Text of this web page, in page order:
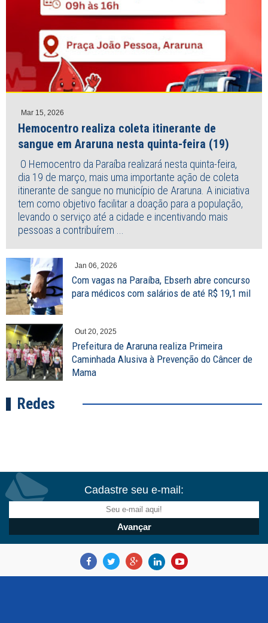
Mar 15, 2026
Hemocentro realiza coleta itinerante de
sangue em Araruna nesta quinta-feira (19)
O Hemocentro da Paraíba realizará nesta quinta-feira,
dia 19 de março, mais uma importante ação de coleta
itinerante de sangue no município de Araruna. A iniciativa
tem como objetivo facilitar a doação para a população,
levando o serviço até a cidade e incentivando mais
pessoas a contribuírem ...
Jan 06, 2026
Com vagas na Paraíba, Ebserh abre concurso
para médicos com salários de até R$ 19,1 mil
Out 20, 2025
Prefeitura de Araruna realiza Primeira
Caminhada Alusiva à Prevenção do Câncer de
Mama
Redes
Cadastre seu e-mail: